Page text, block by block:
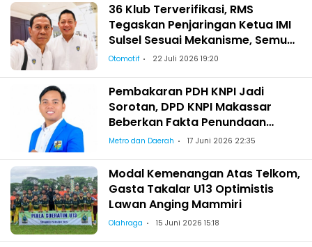
36 Klub Terverifikasi, RMS
Tegaskan Penjaringan Ketua IMI
Sulsel Sesuai Mekanisme, Semua
Berhak Maju!
Otomotif 22 Juli 2026 19:20
Pembakaran PDH KNPI Jadi
Sorotan, DPD KNPI Makassar
Beberkan Fakta Penundaan
Pelantikan Wajo
Metro dan Daerah 17 Juni 2026 22:35
Modal Kemenangan Atas Telkom,
Gasta Takalar U13 Optimistis
Lawan Anging Mammiri
Olahraga 15 Juni 2026 15:18